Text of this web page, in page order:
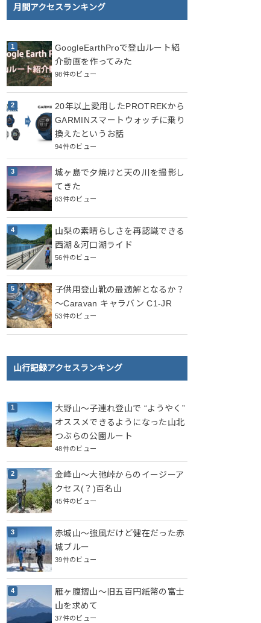
月間アクセスランキング
GoogleEarthProで登山ルート紹
介動画を作ってみた
98件のビュー
20年以上愛用したPROTREKから
GARMINスマートウォッチに乗り
換えたというお話
94件のビュー
城ヶ島で夕焼けと天の川を撮影し
てきた
63件のビュー
山梨の素晴らしさを再認識できる
西湖＆河口湖ライド
56件のビュー
子供用登山靴の最適解となるか？
～Caravan キャラバン C1-JR
53件のビュー
山行記録アクセスランキング
大野山～子連れ登山で “ようやく”
オススメできるようになった山北
つぶらの公園ルート
48件のビュー
金峰山～大弛峠からのイージーア
クセス(？)百名山
45件のビュー
赤城山～強風だけど健在だった赤
城ブルー
39件のビュー
雁ヶ腹摺山～旧五百円紙幣の富士
山を求めて
37件のビュー